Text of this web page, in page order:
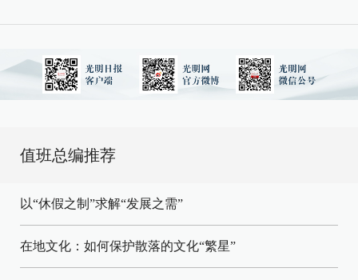
值班总编推荐
以“休假之制”求解“发展之需”
在地文化：如何保护散落的文化“繁星”